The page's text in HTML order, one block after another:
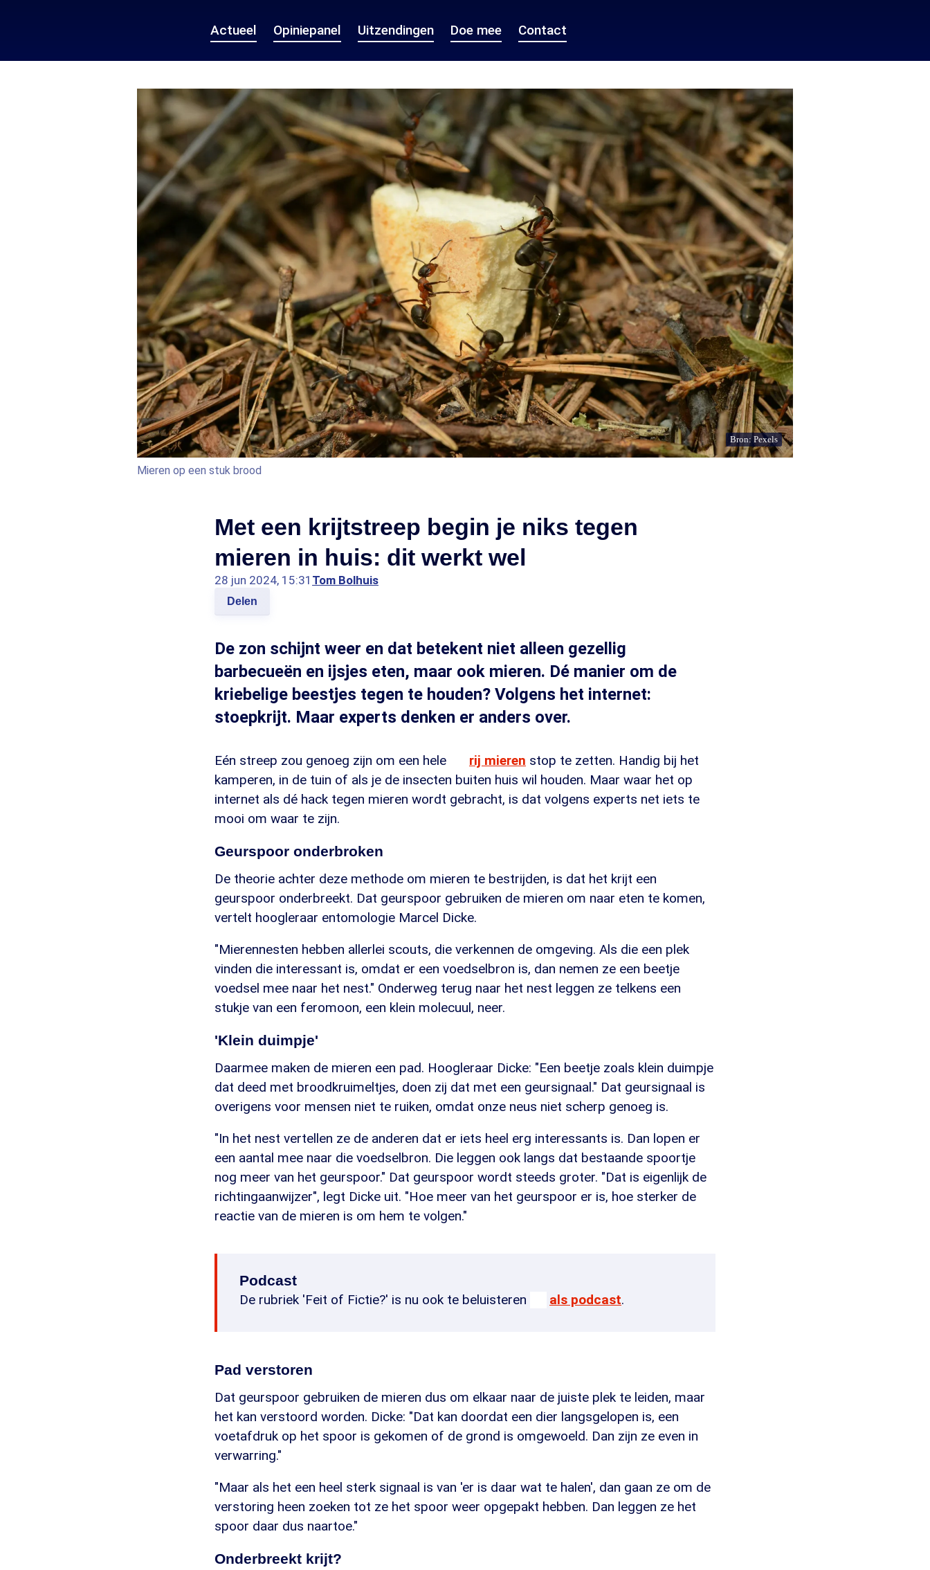
Actueel Opiniepanel Uitzendingen Doe mee Contact
Bron: Pexels
Mieren op een stuk brood
Met een krijtstreep begin je niks tegen
mieren in huis: dit werkt wel
28 jun 2024, 15:31 Tom Bolhuis
Delen
De zon schijnt weer en dat betekent niet alleen gezellig
barbecueën en ijsjes eten, maar ook mieren. Dé manier om de
kriebelige beestjes tegen te houden? Volgens het internet:
stoepkrijt. Maar experts denken er anders over.
Eén streep zou genoeg zijn om een hele rij mieren stop te zetten. Handig bij het
kamperen, in de tuin of als je de insecten buiten huis wil houden. Maar waar het op
internet als dé hack tegen mieren wordt gebracht, is dat volgens experts net iets te
mooi om waar te zijn.
Geurspoor onderbroken
De theorie achter deze methode om mieren te bestrijden, is dat het krijt een
geurspoor onderbreekt. Dat geurspoor gebruiken de mieren om naar eten te komen,
vertelt hoogleraar entomologie Marcel Dicke.
"Mierennesten hebben allerlei scouts, die verkennen de omgeving. Als die een plek
vinden die interessant is, omdat er een voedselbron is, dan nemen ze een beetje
voedsel mee naar het nest." Onderweg terug naar het nest leggen ze telkens een
stukje van een feromoon, een klein molecuul, neer.
'Klein duimpje'
Daarmee maken de mieren een pad. Hoogleraar Dicke: "Een beetje zoals klein duimpje
dat deed met broodkruimeltjes, doen zij dat met een geursignaal." Dat geursignaal is
overigens voor mensen niet te ruiken, omdat onze neus niet scherp genoeg is.
"In het nest vertellen ze de anderen dat er iets heel erg interessants is. Dan lopen er
een aantal mee naar die voedselbron. Die leggen ook langs dat bestaande spoortje
nog meer van het geurspoor." Dat geurspoor wordt steeds groter. "Dat is eigenlijk de
richtingaanwijzer", legt Dicke uit. "Hoe meer van het geurspoor er is, hoe sterker de
reactie van de mieren is om hem te volgen."
Podcast
De rubriek 'Feit of Fictie?' is nu ook te beluisteren
als podcast.
Pad verstoren
Dat geurspoor gebruiken de mieren dus om elkaar naar de juiste plek te leiden, maar
het kan verstoord worden. Dicke: "Dat kan doordat een dier langsgelopen is, een
voetafdruk op het spoor is gekomen of de grond is omgewoeld. Dan zijn ze even in
verwarring."
"Maar als het een heel sterk signaal is van 'er is daar wat te halen', dan gaan ze om de
verstoring heen zoeken tot ze het spoor weer opgepakt hebben. Dan leggen ze het
spoor daar dus naartoe."
Onderbreekt krijt?